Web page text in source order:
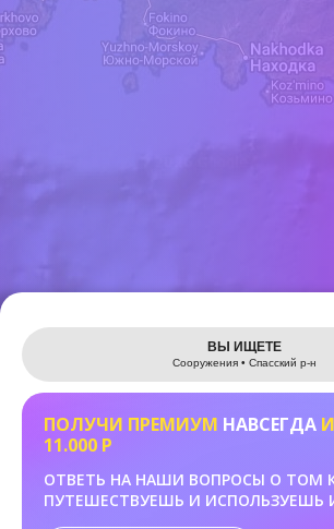
ВЫ ИЩЕТЕ
Сооружения • Спасский р-н
ПОЛУЧИ ПРЕМИУМ НАВСЕГДА
11.000 Р
ОТВЕТЬ НА НАШИ ВОПРОСЫ О ТОМ
ПУТЕШЕСТВУЕШЬ И ИСПОЛЬЗУЕШЬ